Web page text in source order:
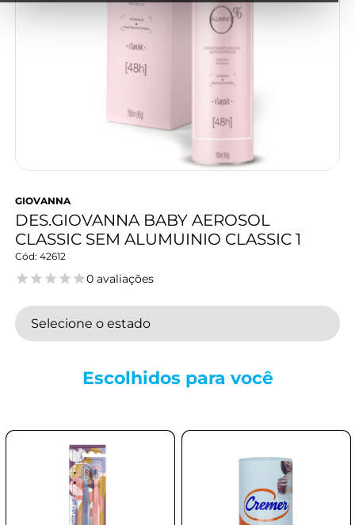
GIOVANNA
DES.GIOVANNA BABY AEROSOL
CLASSIC SEM ALUMUINIO CLASSIC 1
42612
0 avaliações
Selecione o estado
Escolhidos para você